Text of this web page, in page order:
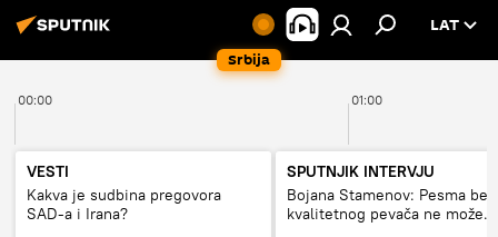
Srbija
LAT
00:00 01:00
VESTI
Kakva je sudbina pregovora
SAD-a i Irana?
SPUTNJIK INTERVJU
Bojana Stamenov: Pesma bez
kvalitetnog pevača ne može